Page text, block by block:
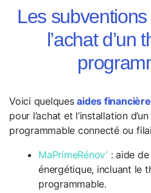
Les subventions
l’achat d’un
Voici quelquesaides
pour l’achat et l’installation
programmable connecté ou
MaPrimeRénov’: aide de
énergétique, incluant le
programmable.